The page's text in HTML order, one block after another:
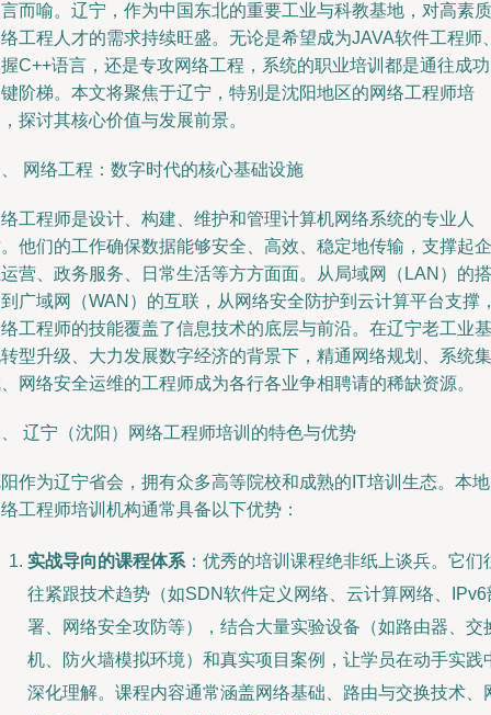
而喻。辽宁，作为中国东北的重要工业与科教基地，对高素质
工程人才的需求持续旺盛。无论是希望成为JAVA软件工程师
C++语言，还是专攻网络工程，系统的职业培训都是通往成
阶梯。本文将聚焦于辽宁，特别是沈阳地区的网络工程师培
探讨其核心价值与发展前景。
网络工程：数字时代的核心基础设施
工程师是设计、构建、维护和管理计算机网络系统的专业人
他们的工作确保数据能够安全、高效、稳定地传输，支撑起企
营、政务服务、日常生活等方方面面。从局域网（LAN）的搭
广域网（WAN）的互联，从网络安全防护到云计算平台支撑
工程师的技能覆盖了信息技术的底层与前沿。在辽宁老工业基
型升级、大力发展数字经济的背景下，精通网络规划、系统集
网络安全运维的工程师成为各行各业争相聘请的稀缺资源。
辽宁（沈阳）网络工程师培训的特色与优势
作为辽宁省会，拥有众多高等院校和成熟的IT培训生态。本
工程师培训机构通常具备以下优势：
实战导向的课程体系 ：优秀的培训课程绝非纸上谈兵。它们
往紧跟技术趋势（如SDN软件定义网络、云计算网络、IPv6
署、网络安全攻防等），结合大量实验设备（如路由器、交
机、防火墙模拟环境）和真实项目案例，让学员在动手实践
深化理解。课程内容通常涵盖网络基础、路由与交换技术、